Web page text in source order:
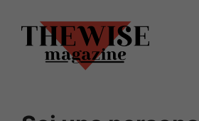
contenuto